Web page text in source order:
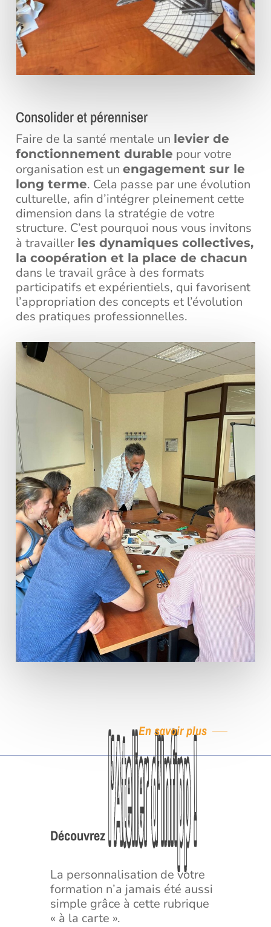
Consolider et pérenniser
Faire de la santé mentale un levier de
fonctionnement durable pour votre
organisation est un engagement sur le
long terme. Cela passe par une évolution
culturelle, afin d’intégrer pleinement cette
dimension dans la stratégie de votre
structure. C’est pourquoi nous vous invitons
à travailler les dynamiques collectives,
la coopération et la place de chacun
dans le travail grâce à des formats
participatifs et expérientiels, qui favorisent
l’appropriation des concepts et l’évolution
des pratiques professionnelles.
En savoir plus
Découvrez l’Atelier
l’Atelier d’Infipp
d’Infipp
La personnalisation de votre
formation n’a jamais été aussi
simple grâce à cette rubrique
« à la carte ».